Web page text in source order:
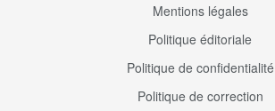
Mentions légales
Politique éditoriale
Politique de confidentialité
Politique de correction